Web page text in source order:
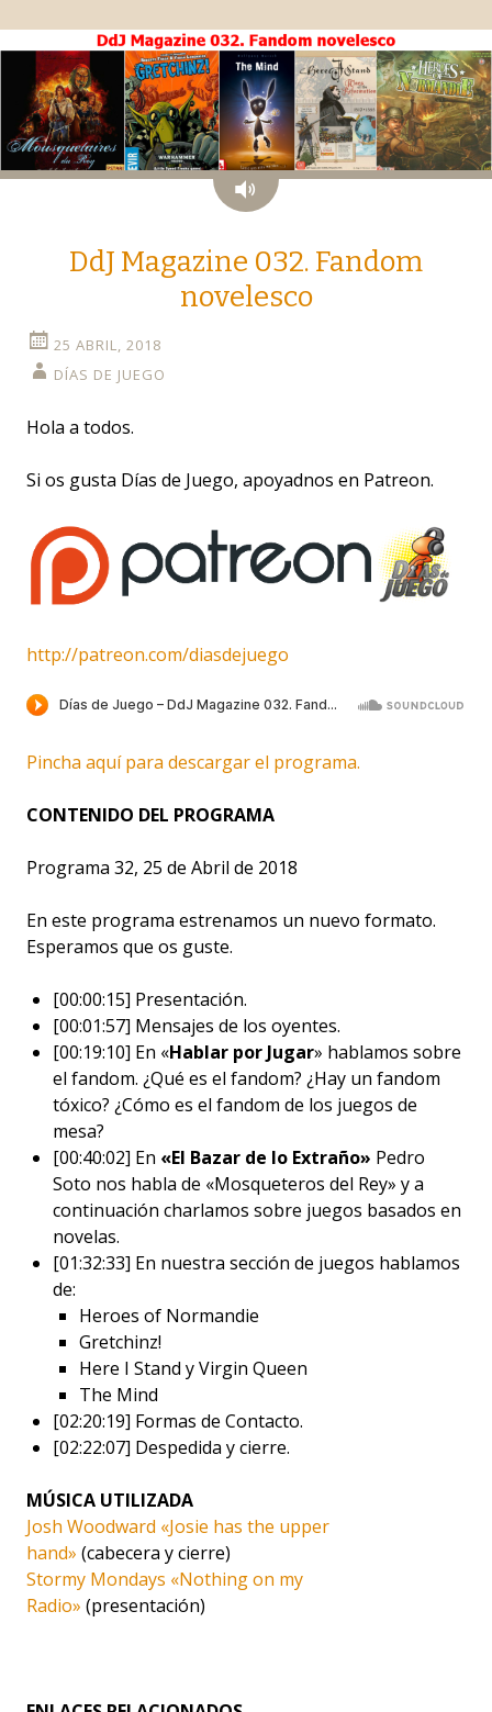
Audio
DdJ Magazine 032. Fandom
novelesco
25 ABRIL, 2018
DÍAS DE JUEGO
Hola a todos.
Si os gusta Días de Juego, apoyadnos en Patreon.
http://patreon.com/diasdejuego
Pincha aquí para descargar el programa.
CONTENIDO DEL PROGRAMA
Programa 32, 25 de Abril de 2018
En este programa estrenamos un nuevo formato.
Esperamos que os guste.
[00:00:15] Presentación.
[00:01:57] Mensajes de los oyentes.
[00:19:10] En «Hablar por Jugar» hablamos sobre
el fandom. ¿Qué es el fandom? ¿Hay un fandom
tóxico? ¿Cómo es el fandom de los juegos de
mesa?
[00:40:02] En «El Bazar de lo Extraño» Pedro
Soto nos habla de «Mosqueteros del Rey» y a
continuación charlamos sobre juegos basados en
novelas.
[01:32:33] En nuestra sección de juegos hablamos
de:
Heroes of Normandie
Gretchinz!
Here I Stand y Virgin Queen
The Mind
[02:20:19] Formas de Contacto.
[02:22:07] Despedida y cierre.
MÚSICA UTILIZADA
Josh Woodward «Josie has the upper
hand» (cabecera y cierre)
Stormy Mondays «Nothing on my
Radio» (presentación)